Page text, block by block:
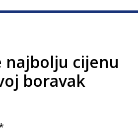
čamcem za posjet
s uključenim ručkom.
s maskom između
Zasigurno ću se vratiti.
najbolju cijenu
boravak